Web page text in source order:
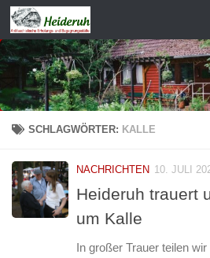
Zum Inhalt springen
SCHLAGWÖRTER: KALLE
NACHRICHTEN 10. JULI
Heideruh trauert
um Kalle
In großer Trauer teilen